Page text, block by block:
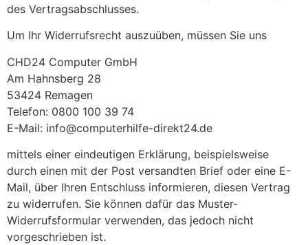
des Vertragsabschlusses.
Um Ihr Widerrufsrecht auszuüben, müssen Sie uns
CHD24 Computer GmbH
Am Hahnsberg 28
53424 Remagen
Telefon: 0800 100 39 74
E-Mail: info@computerhilfe-direkt24.de
mittels einer eindeutigen Erklärung, beispielsweise
durch einen mit der Post versandten Brief oder eine E-
Mail, über Ihren Entschluss informieren, diesen Vertrag
zu widerrufen. Sie können dafür das Muster-
Widerrufsformular verwenden, das jedoch nicht
vorgeschrieben ist.